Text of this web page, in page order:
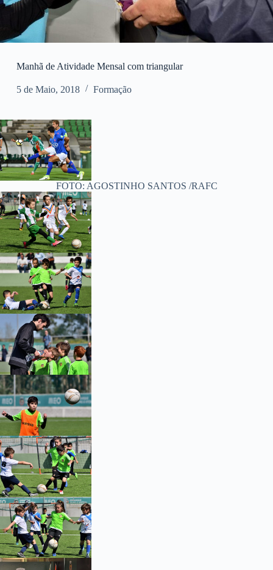
Manhã de Atividade Mensal com triangular
5 de Maio, 2018 Formação
FOTO: AGOSTINHO SANTOS /RAFC